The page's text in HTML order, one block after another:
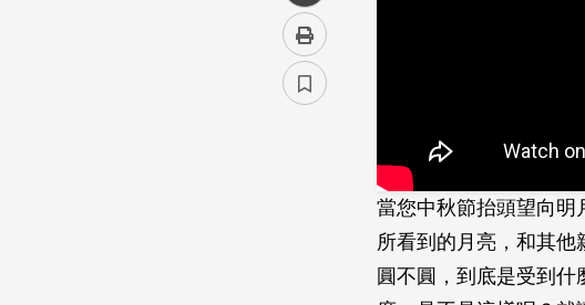
當您中秋節抬頭望向明
所看到的月亮，和其他
圓不圓，到底是受到